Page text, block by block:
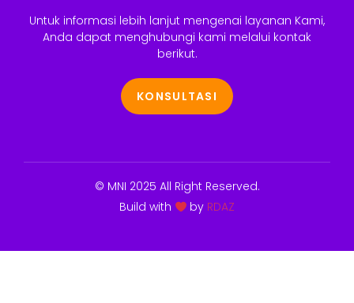
Untuk informasi lebih lanjut mengenai layanan Kami,
Anda dapat menghubungi kami melalui kontak
berikut.
KONSULTASI
© MNI 2025 All Right Reserved.
Build with
by RDAZ